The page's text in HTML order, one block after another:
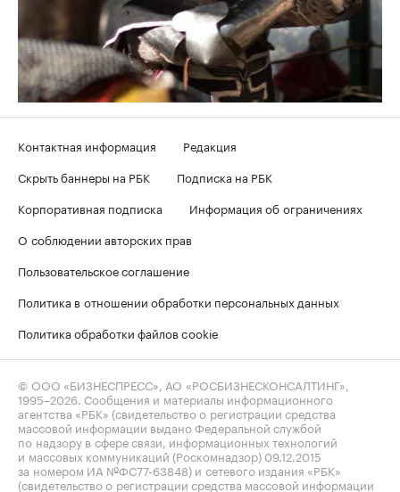
Контактная информация
Редакция
Скрыть баннеры на РБК
Подписка на РБК
Корпоративная подписка
Информация об ограничениях
О соблюдении авторских прав
Пользовательское соглашение
Политика в отношении обработки персональных данных
Политика обработки файлов cookie
© ООО «БИЗНЕСПРЕСС», АО «РОСБИЗНЕСКОНСАЛТИНГ»,
1995–2026. Сообщения и материалы информационного
агентства «РБК» (свидетельство о регистрации средства
массовой информации выдано Федеральной службой
по надзору в сфере связи, информационных технологий
и массовых коммуникаций (Роскомнадзор) 09.12.2015
за номером ИА №ФС77-63848) и сетевого издания «РБК»
(свидетельство о регистрации средства массовой информации